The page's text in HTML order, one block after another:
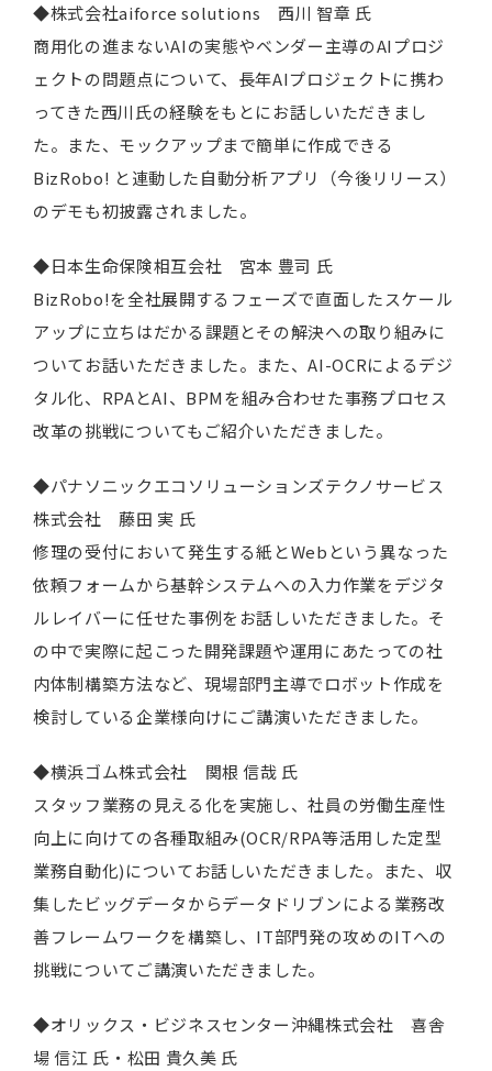
◆株式会社aiforce solutions 西川 智章 氏
商用化の進まないAIの実態やベンダー主導のAIプロジ
ェクトの問題点について、長年AIプロジェクトに携わ
ってきた西川氏の経験をもとにお話しいただきまし
た。また、モックアップまで簡単に作成できる
BizRobo! と連動した自動分析アプリ（今後リリース）
のデモも初披露されました。
◆日本生命保険相互会社 宮本 豊司 氏
BizRobo!を全社展開するフェーズで直面したスケール
アップに立ちはだかる課題とその解決への取り組みに
ついてお話いただきました。また、AI-OCRによるデジ
タル化、RPAとAI、BPMを組み合わせた事務プロセス
改革の挑戦についてもご紹介いただきました。
◆パナソニックエコソリューションズテクノサービス
株式会社 藤田 実 氏
修理の受付において発生する紙とWebという異なった
依頼フォームから基幹システムへの入力作業をデジタ
ルレイバーに任せた事例をお話しいただきました。そ
の中で実際に起こった開発課題や運用にあたっての社
内体制構築方法など、現場部門主導でロボット作成を
検討している企業様向けにご講演いただきました。
◆横浜ゴム株式会社 関根 信哉 氏
スタッフ業務の見える化を実施し、社員の労働生産性
向上に向けての各種取組み(OCR/RPA等活用した定型
業務自動化)についてお話しいただきました。また、収
集したビッグデータからデータドリブンによる業務改
善フレームワークを構築し、IT部門発の攻めのITへの
挑戦についてご講演いただきました。
◆オリックス・ビジネスセンター沖縄株式会社 喜舎
場 信江 氏・松田 貴久美 氏